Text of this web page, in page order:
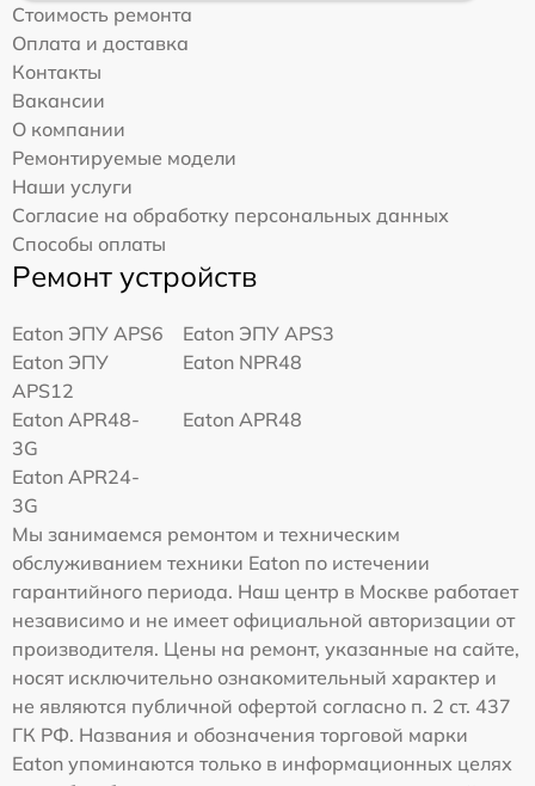
Стоимость ремонта
Оплата и доставка
Контакты
Вакансии
О компании
Ремонтируемые модели
Наши услуги
Согласие на обработку персональных данных
Способы оплаты
Ремонт устройств
Eaton ЭПУ APS6
Eaton ЭПУ APS3
Eaton ЭПУ
APS12
Eaton NPR48
Eaton APR48-
3G
Eaton APR48
Eaton APR24-
3G
Мы занимаемся ремонтом и техническим
обслуживанием техники Eaton по истечении
гарантийного периода. Наш центр в Москве работает
независимо и не имеет официальной авторизации от
производителя. Цены на ремонт, указанные на сайте,
носят исключительно ознакомительный характер и
не являются публичной офертой согласно п. 2 ст. 437
ГК РФ. Названия и обозначения торговой марки
Eaton упоминаются только в информационных целях